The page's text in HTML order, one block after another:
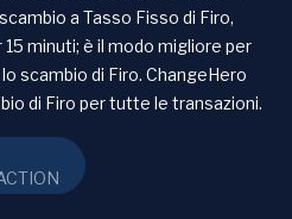
a Tasso Fisso di Firo,
minuti; è il modo migliore per
scambio di Firo. ChangeHero
di Firo per tutte le transazioni.